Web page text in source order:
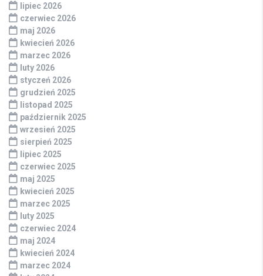
lipiec 2026
czerwiec 2026
maj 2026
kwiecień 2026
marzec 2026
luty 2026
styczeń 2026
grudzień 2025
listopad 2025
październik 2025
wrzesień 2025
sierpień 2025
lipiec 2025
czerwiec 2025
maj 2025
kwiecień 2025
marzec 2025
luty 2025
czerwiec 2024
maj 2024
kwiecień 2024
marzec 2024